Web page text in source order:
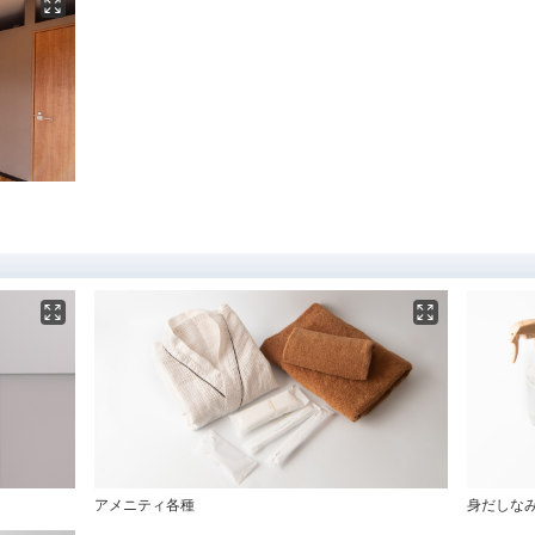
アメニティ各種 身だしな